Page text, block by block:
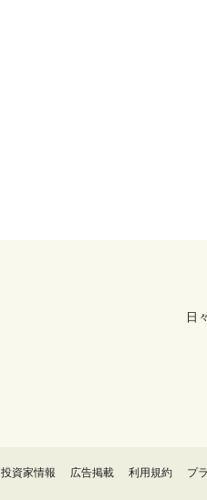
日
投資家情報 広告掲載 利用規約 プ